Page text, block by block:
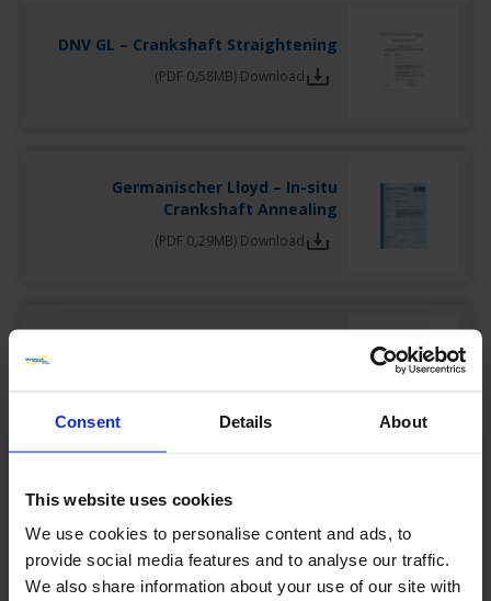
Consent Details About
This website uses cookies
We use cookies to personalise content and ads, to
provide social media features and to analyse our traffic.
We also share information about your use of our site with
DNV GL – Crankshaft Straightening
Download (PDF 0٫58MB)
Germanischer Lloyd – In-situ
Crankshaft Annealing
Download (PDF 0٫29MB)
Economic Operator AEO (German only)
Servicetechniker/Schweißer (m/w/d) – Standort
Landsberg (Halle)
Wir sind Profis in Sachen mobiler mechanischer Bearbeitung,